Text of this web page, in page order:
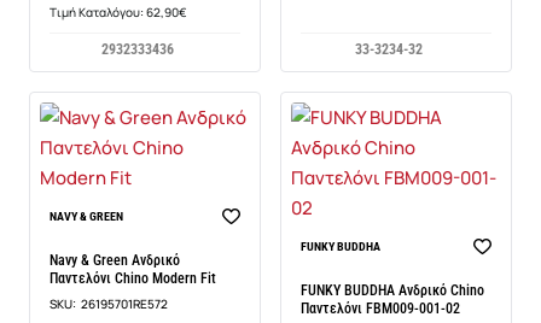
Τιμή Καταλόγου: 62,90€
2932333436 33-3234-32
NAVY & GREEN
Navy & Green Ανδρικό
Παντελόνι Chino Modern Fit
SKU: 26195701RE572
-48%
FUNKY BUDDHA
FUNKY BUDDHA Ανδρικό Chino
Παντελόνι FBM009-001-02